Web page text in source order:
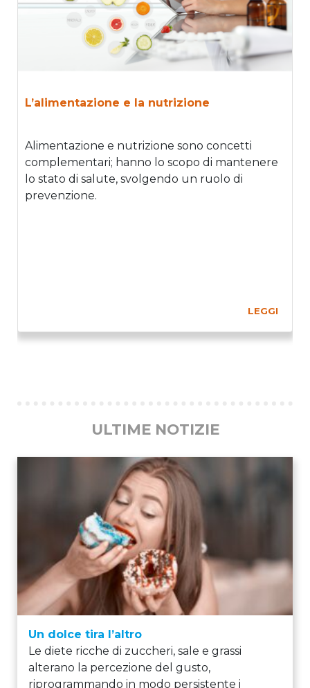
L’alimentazione e la nutrizione
Alimentazione e nutrizione sono concetti
complementari; hanno lo scopo di mantenere
lo stato di salute, svolgendo un ruolo di
prevenzione.
LEGGI
ULTIME NOTIZIE
Un dolce tira l’altro
Le diete ricche di zuccheri, sale e grassi
alterano la percezione del gusto,
riprogrammando in modo persistente i